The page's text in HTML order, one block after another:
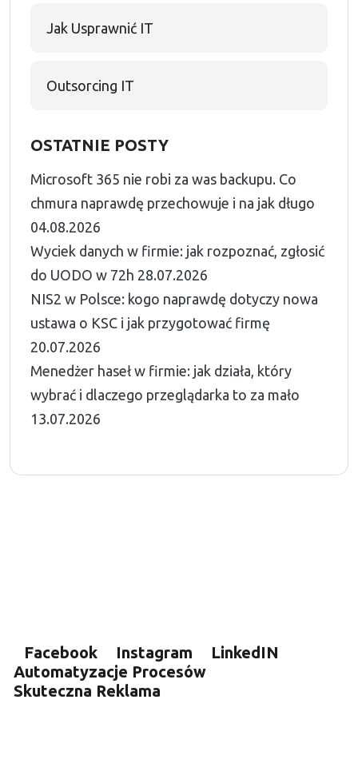
Jak Usprawnić IT
Outsorcing IT
OSTATNIE POSTY
Microsoft 365 nie robi za was backupu. Co
chmura naprawdę przechowuje i na jak długo
04.08.2026
Wyciek danych w firmie: jak rozpoznać, zgłosić
do UODO w 72h 28.07.2026
NIS2 w Polsce: kogo naprawdę dotyczy nowa
ustawa o KSC i jak przygotować firmę
20.07.2026
Menedżer haseł w firmie: jak działa, który
wybrać i dlaczego przeglądarka to za mało
13.07.2026
Facebook Instagram
LinkedIN
Automatyzacje Procesów
Skuteczna Reklama